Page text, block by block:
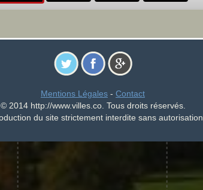
Mentions Légales - Contact
© 2014 http://www.villes.co. Tous droits réservés.
du site strictement interdite sans autorisation.